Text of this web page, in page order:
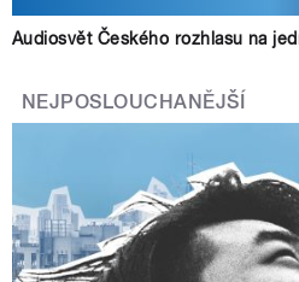
Audiosvět Českého rozhlasu na
NEJPOSLOUCHANĚJŠÍ